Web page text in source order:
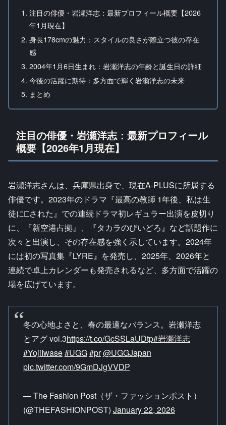
注目の俳優・岩瀬洋志：最新プロフィール概要【2026
年1月現在】
身長178cmの魅力：スタイルの良さが際立つ彼の存在
感
2004年1月6日生まれ：岩瀬洋志の年齢と誕生日の詳細
今後の活躍に期待：多方面で輝く岩瀬洋志の未来
まとめ
注目の俳優・岩瀬洋志：最新プロフィール
概要【2026年1月現在】
岩瀬洋志さんは、兵庫県出身で、現在A-PLUSに所属する
俳優です。2023年のドラマ『最高の教師 1年後、私は生
徒に□された』での連続ドラマ初レギュラー出演を皮切り
に、『新空港占拠』、『タカラのびいどろ』など話題作に
次々と出演し、その存在感を強く示しています。2024年
には初の写真集『LYRE』を発売し、2025年、2026年と
連続で卓上カレンダーも発売されるなど、多方面で活躍の
場を広げています。
冬の心地よさと、春の最適なバランス。岩瀬洋志
とアグ vol.3https://t.co/GcSSLaUDtp#岩瀬洋志
#YojiIwase#UGG#pr@UGGJapan
pic.twitter.com/9GmDJgVVDP
— The Fashion Post（ザ・ファッションポスト）
(@THEFASHIONPOST) January 22, 2026